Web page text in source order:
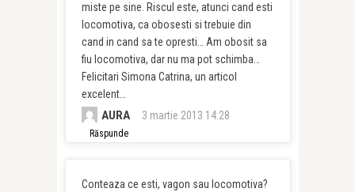
miste pe sine. Riscul este, atunci cand esti
locomotiva, ca obosesti si trebuie din
cand in cand sa te opresti… Am obosit sa
fiu locomotiva, dar nu ma pot schimba…
Felicitari Simona Catrina, un articol
excelent…
AURA 3 martie 2013 14:28
Răspunde
Conteaza ce esti, vagon sau locomotiva?